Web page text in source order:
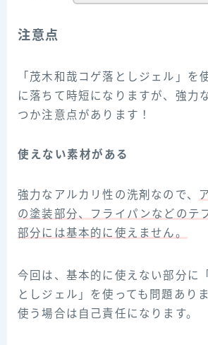
注意点
「茂木和哉コゲ落としジェル」を
に落ちて時短になりますが、強力
つか注意点があります！
使えない素材がある
強力なアルカリ性の洗剤なので、
の塗装部分、 フライパン などの テ
部分に は基本的に使えません。
今回は、基本的に使えない部分に
としジェル」を使っても問題あり
使う場合は自己責任になります。